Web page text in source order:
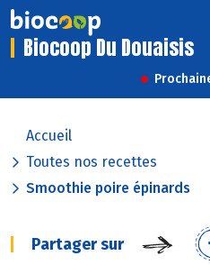
Biocoop Du Douaisis
Accueil
Toutes nos recettes
Smoothie poire épinards
Partager sur